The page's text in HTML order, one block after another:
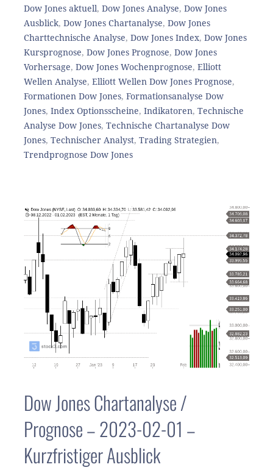
Dow Jones aktuell, Dow Jones Analyse, Dow Jones
Ausblick, Dow Jones Chartanalyse, Dow Jones
Charttechnische Analyse, Dow Jones Index, Dow Jones
Kursprognose, Dow Jones Prognose, Dow Jones
Vorhersage, Dow Jones Wochenprognose, Elliott
Wellen Analyse, Elliott Wellen Dow Jones Prognose,
Formationen Dow Jones, Formationsanalyse Dow
Jones, Index Optionsscheine, Indikatoren, Technische
Analyse Dow Jones, Technische Chartanalyse Dow
Jones, Technischer Analyst, Trading Strategien,
Trendprognose Dow Jones
Dow Jones Chartanalyse /
Prognose – 2023-02-01 –
Kurzfristiger Ausblick